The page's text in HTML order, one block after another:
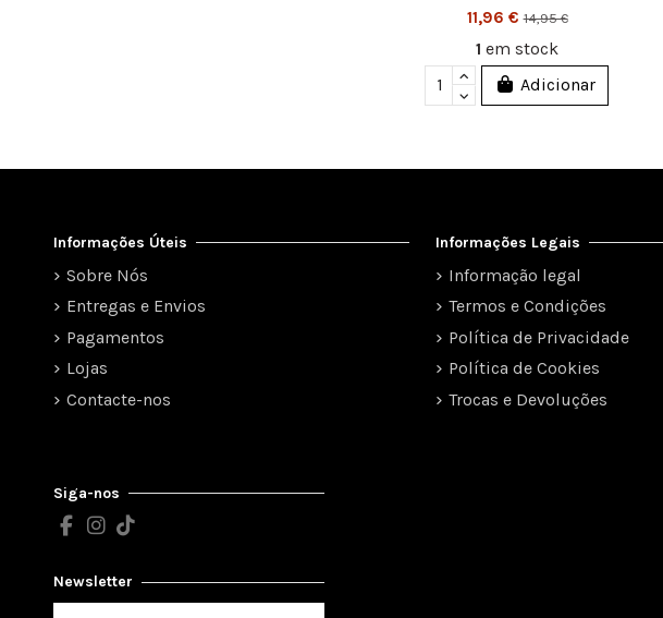
11,96 €14,95 €
1em stock
Adicionar
Informações Úteis
Sobre Nós
Entregas e Envios
Pagamentos
Lojas
Contacte-nos
Informações Legais
Informação legal
Termos e Condições
Política de Privacidade
Política de Cookies
Trocas e Devoluções
Siga-nos
Newsletter